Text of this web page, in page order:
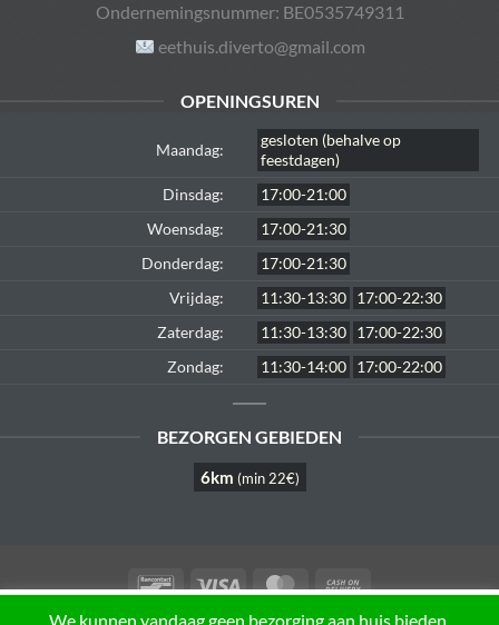
Ondernemingsnummer: BE0535749311
eethuis.diverto@gmail.com
OPENINGSUREN
Maandag:
gesloten (behalve op
feestdagen)
Dinsdag:
17:00-21:00
Woensdag:
17:00-21:30
Donderdag:
17:00-21:30
Vrijdag:
11:30-13:30 17:00-22:30
Zaterdag:
11:30-13:30 17:00-22:30
Zondag:
11:30-14:00 17:00-22:00
BEZORGEN GEBIEDEN
6km (min 22€)
BancontactVisa MasterCard
This website uses cookies to improve your experience. We'll
We kunnen vandaag geen bezorging aan huis bieden,